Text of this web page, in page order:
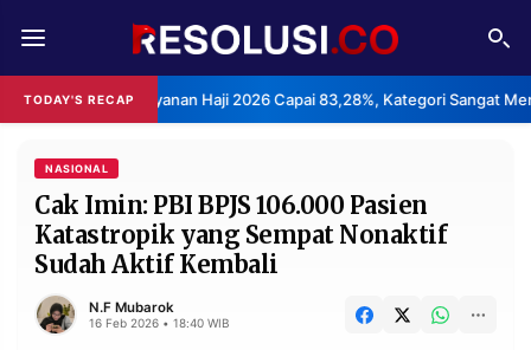
TODAY'S RECAP
Layanan Haji 2026 Capai 83,28%, Kategori Sangat Memuaskan.
REDAKSI TENTANG
RESOLUSI IKLAN
RUBRIKASI
EDITORIAL AKSARA
FINANSIA PERSONA
NASIONAL
Cak Imin: PBI BPJS 106.000 Pasien
Katastropik yang Sempat Nonaktif
Sudah Aktif Kembali
N.F Mubarok
16 Feb 2026 • 18:40 WIB